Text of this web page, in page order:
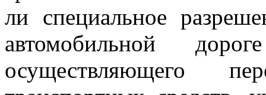
ли специальное
автомобильной
осуществляющего